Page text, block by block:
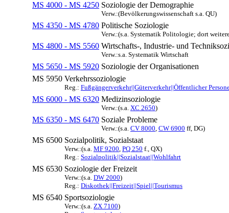
MS 4000 - MS 4250 Soziologie der Demographie
Verw.:(Bevölkerungswissenschaft s.a. QU)
MS 4350 - MS 4780 Politische Soziologie
Verw.:(s.a. Systematik Politologie; dort
MS 4800 - MS 5560 Wirtschafts-, Industrie- und
Verw.:s.a. Systematik Wirtschaft
MS 5650 - MS 5920 Soziologie der Organisationen
MS 5950 Verkehrssoziologie
Reg.: Fußgängerverkehr||Güterverkehr||Öffentlicher
MS 6000 - MS 6320 Medizinsoziologie
Verw.:(s.a. XC 2650)
MS 6350 - MS 6470 Soziale Probleme
Verw.:(s.a. CV 8000, CW 6900 ff, DG)
MS 6500 Sozialpolitik, Sozialstaat
Verw.:(s.a. MF 9200, PQ 250 f., QX)
Reg.: Sozialpolitik||Sozialstaat||Wohlfahrt
MS 6530 Soziologie der Freizeit
Verw.:(s.a. DW 2000)
Reg.: Diskothek||Freizeit||Spiel||Tourismus
MS 6540 Sportsoziologie
Verw.:(s.a. ZX 7100)